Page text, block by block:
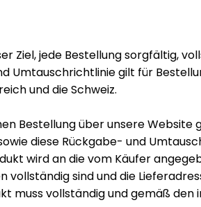
Ziel, jede Bestellung sorgfältig,
Umtauschrichtlinie gilt für
und die Schweiz.
Bestellung über unsere
diese Rückgabe- und
wird an die vom Käufer
vollständig sind und die
muss vollständig und gemäß